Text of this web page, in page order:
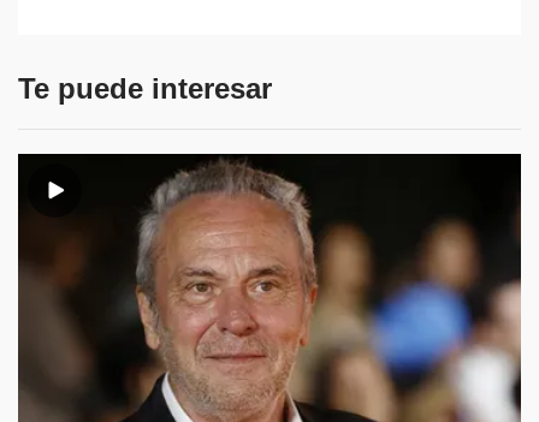
Te puede interesar